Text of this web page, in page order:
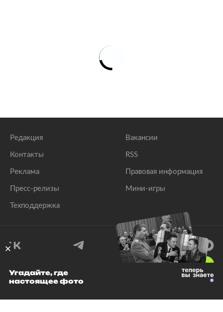
Редакция
Контакты
Реклама
Пресс-релизы
Техподдержка
Вакансии
RSS
Правовая информация
Мини-игры
© 1999–2026 Все права защищены.
Угадайте, где
настоящее фото